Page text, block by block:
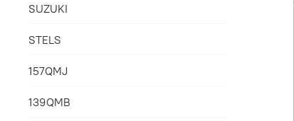
SUZUKI
STELS
157QMJ
139QMB